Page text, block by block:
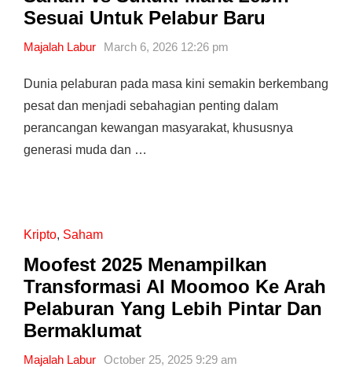
Sesuai Untuk Pelabur Baru
Majalah Labur March 6, 2026 12:26 pm
Dunia pelaburan pada masa kini semakin berkembang
pesat dan menjadi sebahagian penting dalam
perancangan kewangan masyarakat, khususnya
generasi muda dan …
Kripto, Saham
Moofest 2025 Menampilkan
Transformasi AI Moomoo Ke Arah
Pelaburan Yang Lebih Pintar Dan
Bermaklumat
Majalah Labur October 25, 2025 9:29 am